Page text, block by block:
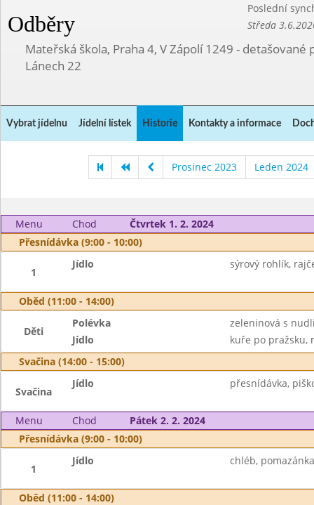
Odběry
Poslední
Středa
Mateřská škola, Praha 4, V Zápolí 1249 - detašované
Lánech 22
Vybrat jídelnu Jídelní lístek Historie Kontakty a informace
Prosinec 2023 Leden 2024
Menu Chod
Čtvrtek 1. 2. 2024
Přesnídávka (9:00 - 10:00)
1
Jídlo sýrový rohlík,
Oběd (11:00 - 14:00)
Děti
Polévka
zeleninová s
Jídlo
kuře po pražsku,
Svačina (14:00 - 15:00)
Svačina
Jídlo přesnídávka,
Menu Chod
Pátek 2. 2. 2024
Přesnídávka (9:00 - 10:00)
1
Jídlo chléb,
Oběd (11:00 - 14:00)